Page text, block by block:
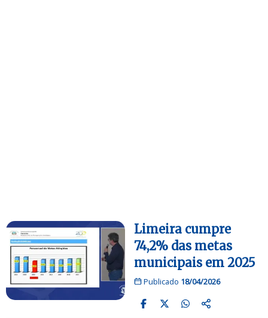
Limeira cumpre
74,2% das metas
municipais em 2025
Publicado 18/04/2026